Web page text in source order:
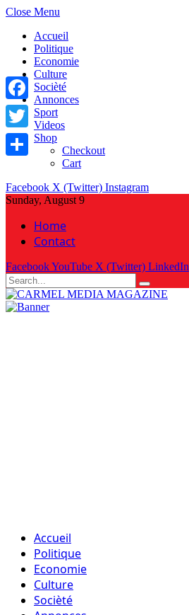
Close Menu
Accueil
Politique
Economie
Culture
Socièté
Annonces
Sport
Videos
Shop
Checkout
Cart
Facebook X (Twitter) Instagram
Sunday, August 9
Home
Contact
FacebookYouTube X (Twitter) LinkedIn
Accueil
Politique
Economie
Culture
Socièté
Facebook
Twitter